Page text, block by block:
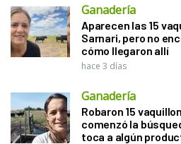
Ganadería
Aparecen las 15
Sarnari, pero no
cómo llegaron allí
hace 3 días
Ganadería
Robaron 15
comenzó la
toca a algún